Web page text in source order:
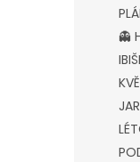
👻